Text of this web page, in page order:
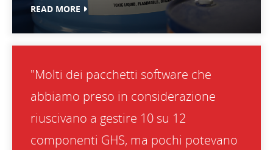
READ MORE
"Molti dei pacchetti software che
abbiamo preso in considerazione
riuscivano a gestire 10 su 12
componenti GHS, ma pochi potevano